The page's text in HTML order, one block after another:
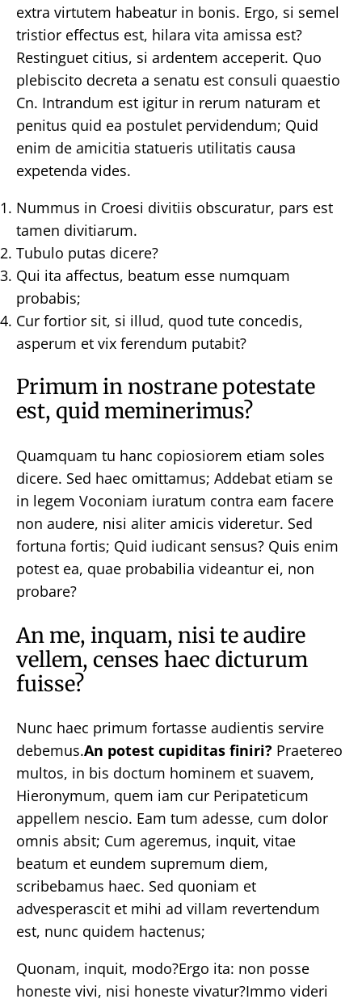
extra virtutem habeatur in bonis. Ergo, si semel
tristior effectus est, hilara vita amissa est?
Restinguet citius, si ardentem acceperit. Quo
plebiscito decreta a senatu est consuli quaestio
Cn. Intrandum est igitur in rerum naturam et
penitus quid ea postulet pervidendum; Quid
enim de amicitia statueris utilitatis causa
expetenda vides.
Nummus in Croesi divitiis obscuratur, pars est
tamen divitiarum.
Tubulo putas dicere?
Qui ita affectus, beatum esse numquam
probabis;
Cur fortior sit, si illud, quod tute concedis,
asperum et vix ferendum putabit?
Primum in nostrane potestate
est, quid meminerimus?
Quamquam tu hanc copiosiorem etiam soles
dicere. Sed haec omittamus; Addebat etiam se
in legem Voconiam iuratum contra eam facere
non audere, nisi aliter amicis videretur. Sed
fortuna fortis; Quid iudicant sensus? Quis enim
potest ea, quae probabilia videantur ei, non
probare?
An me, inquam, nisi te audire
vellem, censes haec dicturum
fuisse?
Nunc haec primum fortasse audientis servire
debemus.An potest cupiditas finiri? Praetereo
multos, in bis doctum hominem et suavem,
Hieronymum, quem iam cur Peripateticum
appellem nescio. Eam tum adesse, cum dolor
omnis absit; Cum ageremus, inquit, vitae
beatum et eundem supremum diem,
scribebamus haec. Sed quoniam et
advesperascit et mihi ad villam revertendum
est, nunc quidem hactenus;
Quonam, inquit, modo?Ergo ita: non posse
honeste vivi, nisi honeste vivatur?Immo videri